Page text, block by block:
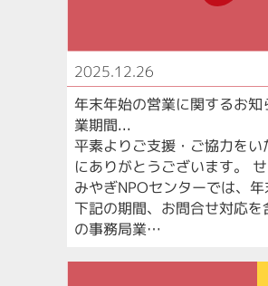
2025.12.26
年末年始の営業に関するお知
業期間...
平素よりご支援・ご協力をい
にありがとうございます。 せ
みやぎNPOセンターでは、
下記の期間、お問合せ対応を
の事務局業…